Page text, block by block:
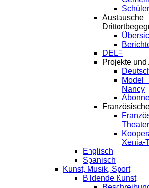
DELF
Projekte und
Nancy
Xenia-
Englisch
Spanisch
Kunst, Musik, Sport
Bildende Kunst